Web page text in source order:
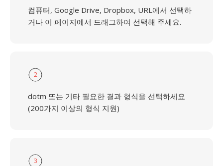
컴퓨터, Google Drive, Dropbox, URL에서 선택하
거나 이 페이지에서 드래그하여 선택해 주세요.
2
dotm 또는 기타 필요한 결과 형식을 선택하세요
(200가지 이상의 형식 지원)
3